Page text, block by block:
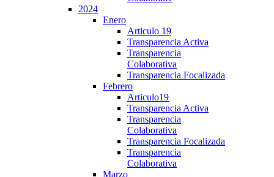
2024
Enero
Articulo 19
Transparencia Activa
Transparencia
Colaborativa
Transparencia Focalizada
Febrero
Articulo19
Transparencia Activa
Transparencia
Colaborativa
Transparencia Focalizada
Transparencia
Colaborativa
Marzo